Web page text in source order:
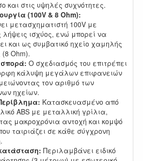
και στις υψηλές συχνότητες.
(100V & 8 Ohm):
μετασχηματιστή 100V με
ισχύος, ενώ μπορεί να
και ως συμβατικό ηχείο χαμηλής
Ohm).
Ο σχεδιασμός του επιτρέπει
κάλυψη μεγάλων επιφανειών
τον αριθμό των
ηχείων.
Κατασκευασμένο από
ABS με μεταλλική γρίλια,
μακροχρόνια αντοχή και κομψό
ταιριάζει σε κάθε σύγχρονη
Περιλαμβάνει ειδικό